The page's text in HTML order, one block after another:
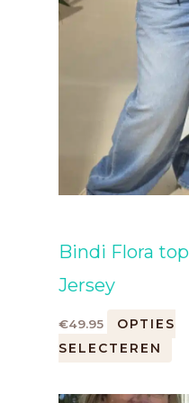
Bindi Flora top
Jersey
€49.95
OPTIES
SELECTEREN